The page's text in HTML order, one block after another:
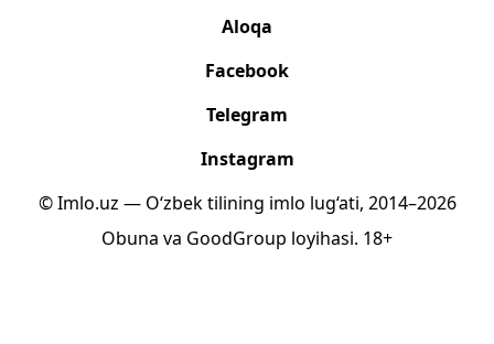
Aloqa
Facebook
Telegram
Instagram
© Imlo.uz — O‘zbek tilining imlo lug‘ati, 2014–2026
Obuna va GoodGroup loyihasi. 18+